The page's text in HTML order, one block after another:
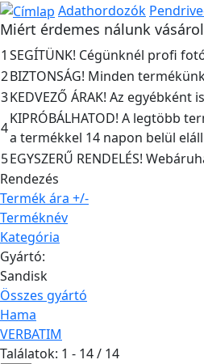
Adathordozók
Miért érdemes nálunk
1 SEGÍTÜNK! Cégünknél profi
2BIZTONSÁG! Minden
3KEDVEZŐ ÁRAK! Az
4
KIPRÓBÁLHATOD! A legtöbb
a termékkel 14 napon belül
5EGYSZERŰ RENDELÉS!
Rendezés
Termék ára +/-
Terméknév
Kategória
Gyártó:
Sandisk
Összes gyártó
Hama
VERBATIM
Találatok: 1 - 14 / 14